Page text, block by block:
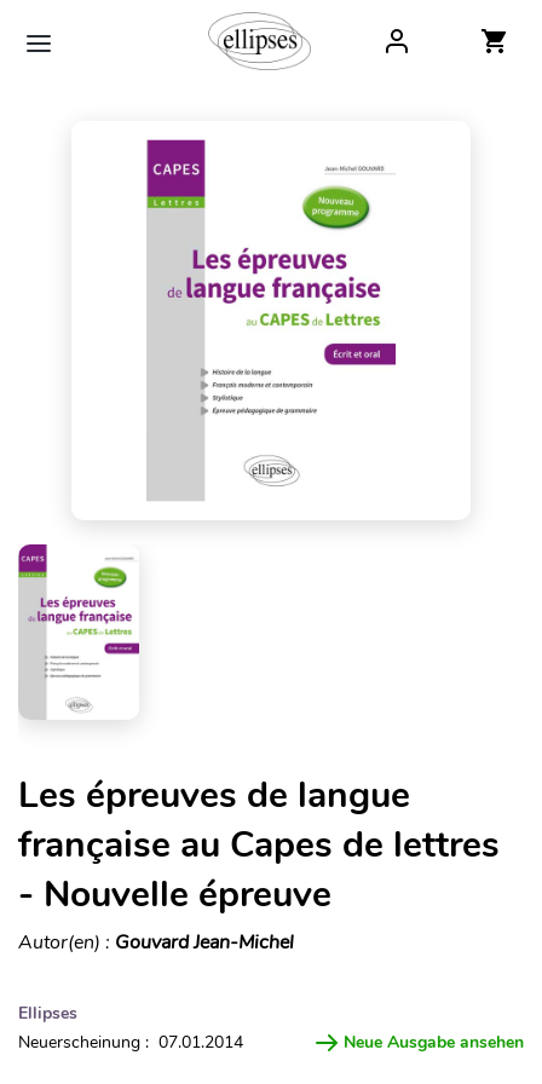
Les épreuves de langue
française au Capes de lettres
- Nouvelle épreuve
Autor(en) : Gouvard Jean-Michel
Ellipses
Neuerscheinung : 07.01.2014
Neue Ausgabe ansehen